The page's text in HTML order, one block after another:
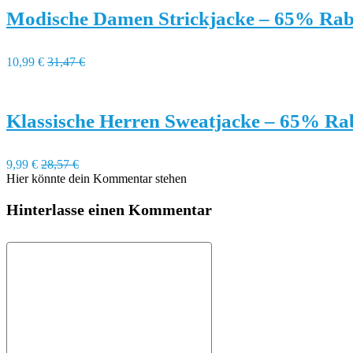
Modische Damen Strickjacke – 65%
10,99 € 31,47 €
Klassische Herren Sweatjacke – 65%
9,99 € 28,57 €
Hier könnte dein Kommentar stehen
Hinterlasse einen Kommentar